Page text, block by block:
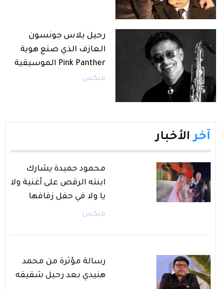
رحيل بلاس جونسون
العازف الذي صنع هوية
Pink Panther الموسيقية
ميكس
آخر الأخبار
محمود حميدة يشارك
ابنته الرقص على أغنية ولا
يا ولا في حفل زفافها
ميكس
رسالة مؤثرة من محمد
هنيدي بعد رحيل شقيقه